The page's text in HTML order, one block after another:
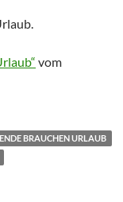
vom
BRAUCHEN URLAUB